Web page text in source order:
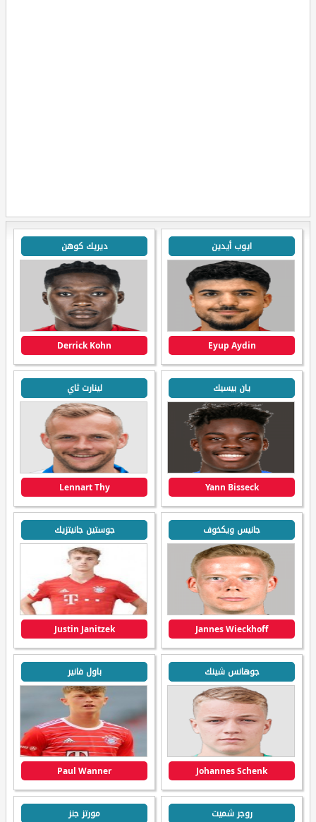
ايوب أيدين
Eyup Aydin
ديريك كوهن
Derrick Kohn
يان بيسيك
Yann Bisseck
لينارت ثاي
Lennart Thy
جانيس ويكخوف
Jannes Wieckhoff
جوستين جانيتزيك
Justin Janitzek
جوهانس شينك
Johannes Schenk
باول فانير
Paul Wanner
روجر شميت مورتز جنز